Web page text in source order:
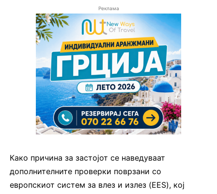
Реклама
Како причина за застојот се наведуваат
дополнителните проверки поврзани со
европскиот систем за влез и излез (EES), кој